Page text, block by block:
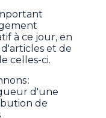
à ce jour, en
et de
celles-ci.
:
d'une
de